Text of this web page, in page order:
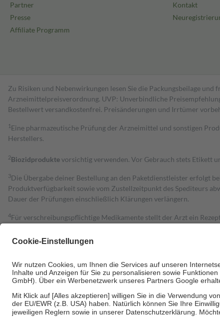
Partner
Presse
Affiliate Programm
Kontakt
Zu Risiken und Nebenwirkungen lesen Sie die Packungsbeilage
Arzneimittelpreisverordnung. UVP: Unverbindliche
Bestell­wert versand­kosten­frei. Preisänderungen und Irrtümer
1 Eine pharmazeutische Prüfung der Arzneimittel und sonstigen
Herstellers.
2Biozidproduktevorsichtig verwenden. Vor Gebrauch stets Etikett
3Die Übergabe deiner Bestellung an den Paketdienstleister erfolgt
Produktverfügbarkeit sowie vom Zustellzeitpunkt des Spediteurs
Dauer der Prüfungen einschließlich Klärungen verlängern.
4Für verschreibungspflichtige Medikamente stellt der Arzt ein
Grundsätzlich leisten Mitglieder Zuzahlungen in Höhe von zehn
Bei Heilmitteln und häuslicher Krankenpflege beträgt die
Um das Engagement der Versicherten für ihre eigene Gesundheit
• Untersuchungen zur Vorsorge und Früherkennung, die von der
• empfohlenen Schutzimpfungen